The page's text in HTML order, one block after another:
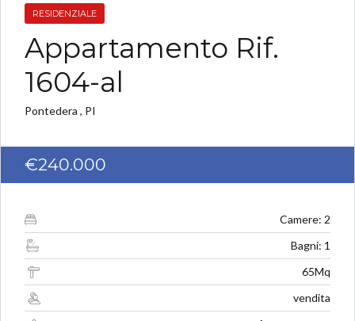
RESIDENZIALE
Appartamento Rif.
1604-al
Pontedera , PI
€240.000
Camere: 2
Bagni: 1
65Mq
vendita